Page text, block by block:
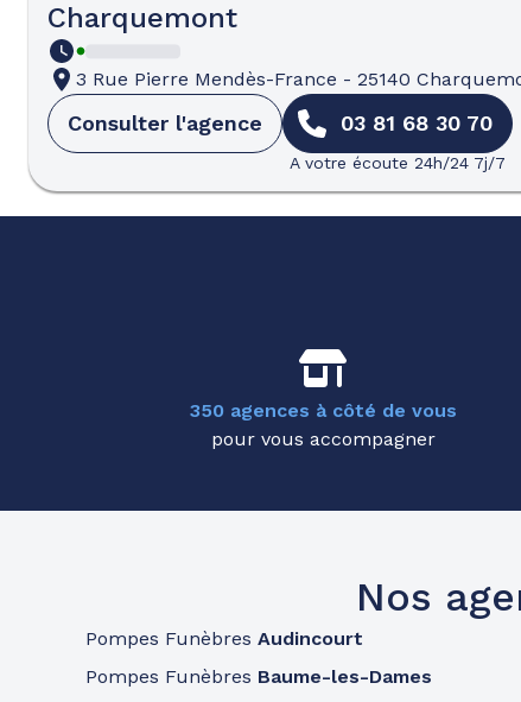
Charquemont
3 Rue Pierre Mendès-France - 25140
Consulter l'agence 03 81 68 30 70
A votre écoute 24h/24 7j/7
350 agences à côté de vous
pour vous accompagner
Nos
Pompes Funèbres Audincourt
Pompes Funèbres Baume-les-Dames